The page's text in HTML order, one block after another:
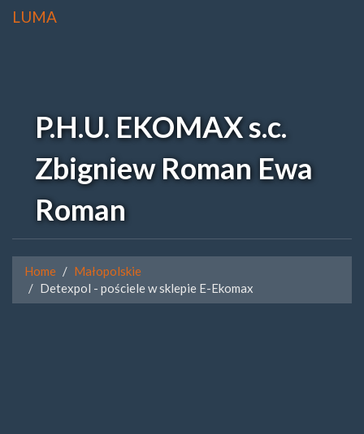
LUMA
P.H.U. EKOMAX s.c.
Zbigniew Roman Ewa
Roman
Home
Małopolskie
Detexpol - pościele w sklepie E-Ekomax